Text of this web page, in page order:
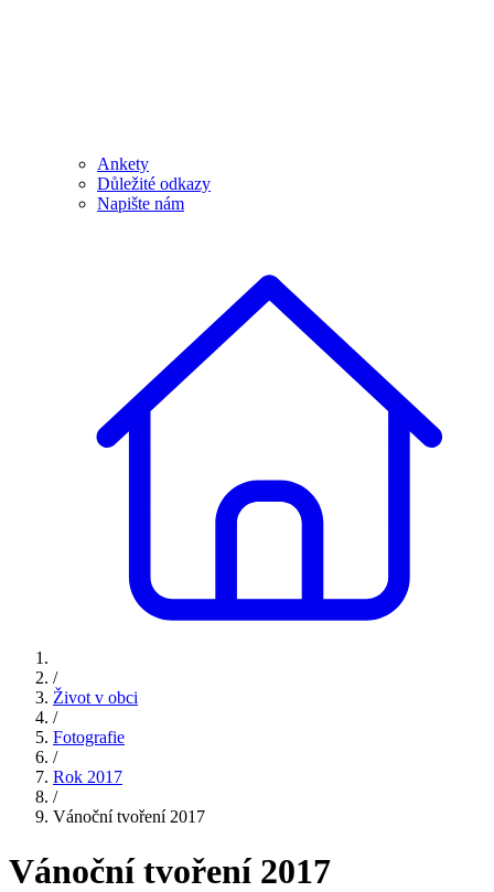
Ankety
Důležité odkazy
Napište nám
/
Život v obci
/
Fotografie
/
Rok 2017
/
Vánoční tvoření 2017
Vánoční tvoření 2017